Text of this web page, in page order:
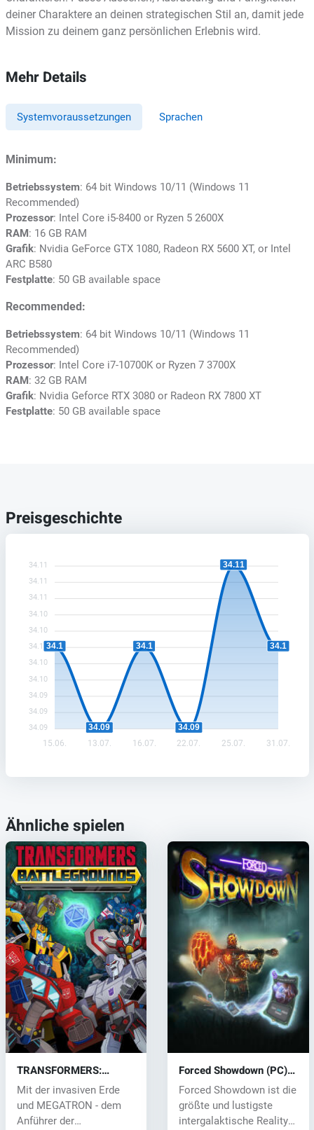
deiner Charaktere an deinen strategischen Stil an, damit jede
Mission zu deinem ganz persönlichen Erlebnis wird.
Mehr Details
Systemvoraussetzungen Sprachen
Minimum:
Betriebssystem: 64 bit Windows 10/11 (Windows 11
Recommended)
Prozessor: Intel Core i5-8400 or Ryzen 5 2600X
RAM: 16 GB RAM
Grafik: Nvidia GeForce GTX 1080, Radeon RX 5600 XT, or Intel
ARC B580
Festplatte: 50 GB available space
Recommended:
Betriebssystem: 64 bit Windows 10/11 (Windows 11
Recommended)
Prozessor: Intel Core i7-10700K or Ryzen 7 3700X
RAM: 32 GB RAM
Grafik: Nvidia Geforce RTX 3080 or Radeon RX 7800 XT
Festplatte: 50 GB available space
Preisgeschichte
34.11
34.11
34.11
34.10
34.10
34.10
34.10
34.10
34.09
34.09
34.09
34.1
34.09
34.1
34.09
34.11
34.1
15.06. 13.07. 16.07. 22.07. 25.07. 31.07.
Ähnliche spielen
TRANSFORMERS:
BATTLEGROUNDS (PC)
key
Mit der invasiven Erde
und MEGATRON - dem
Anführer der
Forced Showdown (PC)
CD key
Forced Showdown ist die
größte und lustigste
intergalaktische Reality